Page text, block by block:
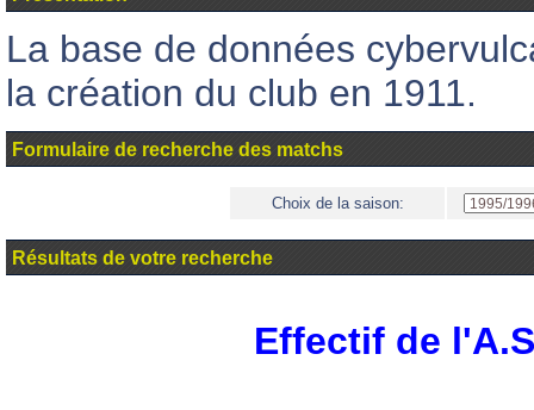
La base de données
la création du club en 1911.
Formulaire de recherche des matchs
Choix de la saison:
Résultats de votre recherche
Effectif de